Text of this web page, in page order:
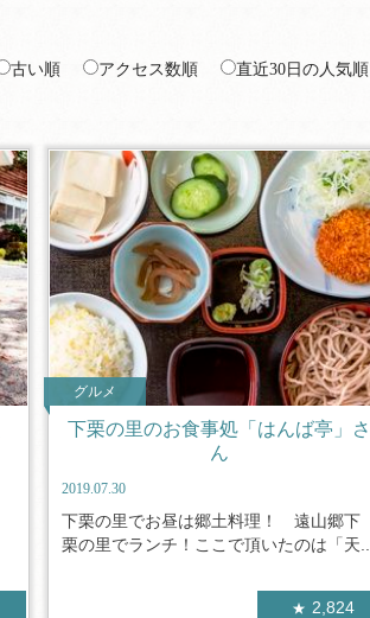
古い順 アクセス数順 直近30日の人気順
グルメ
下栗の里のお食事処「はんば亭」さ
ん
2019.07.30
下栗の里でお昼は郷土料理！ 遠山郷下
栗の里でランチ！ここで頂いたのは「天...
2,824